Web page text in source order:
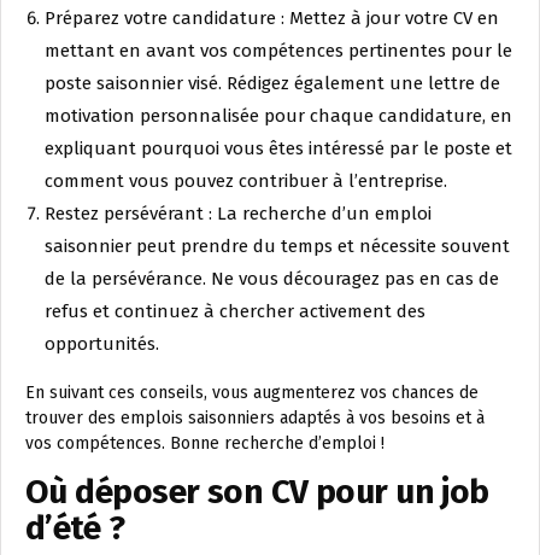
Préparez votre candidature : Mettez à jour votre CV en
mettant en avant vos compétences pertinentes pour le
poste saisonnier visé. Rédigez également une lettre de
motivation personnalisée pour chaque candidature, en
expliquant pourquoi vous êtes intéressé par le poste et
comment vous pouvez contribuer à l’entreprise.
Restez persévérant : La recherche d’un emploi
saisonnier peut prendre du temps et nécessite souvent
de la persévérance. Ne vous découragez pas en cas de
refus et continuez à chercher activement des
opportunités.
En suivant ces conseils, vous augmenterez vos chances de
trouver des emplois saisonniers adaptés à vos besoins et à
vos compétences. Bonne recherche d’emploi !
Où déposer son CV pour un job
d’été ?